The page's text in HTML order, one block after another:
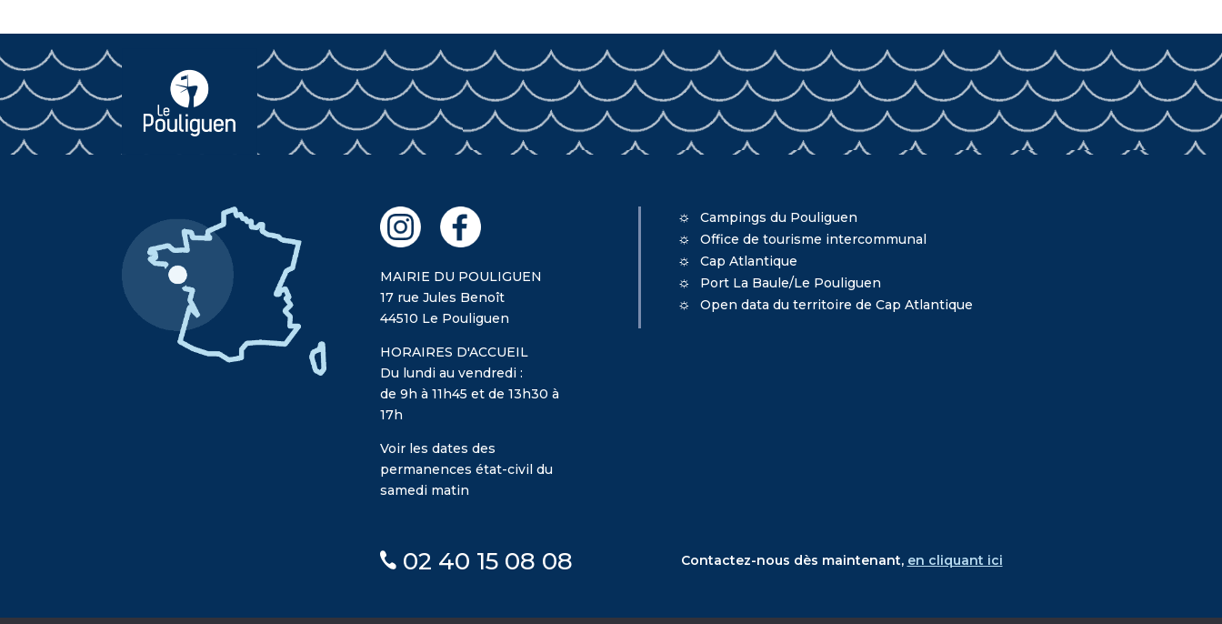
MAIRIE DU POULIGUEN
17 rue Jules Benoît
44510 Le Pouliguen
HORAIRES D'ACCUEIL
Du lundi au vendredi :
de 9h à 11h45 et de 13h30 à
17h
Voir les dates des
permanences état-civil du
samedi matin
Campings du Pouliguen
Office de tourisme intercommunal
Cap Atlantique
Port La Baule/Le Pouliguen
Open data du territoire de Cap Atlantique
02 40 15 08 08 Contactez-nous dès maintenant, en cliquant ici